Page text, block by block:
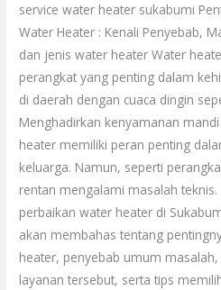
service water heater sukabumi
Water Heater : Kenali Penyebab,
dan jenis water heater Water
perangkat yang penting dalam
di daerah dengan cuaca dingin
Menghadirkan kenyamanan
heater memiliki peran penting
keluarga. Namun, seperti
rentan mengalami masalah
perbaikan water heater di
akan membahas tentang
heater, penyebab umum
layanan tersebut, serta tips
sukabumi